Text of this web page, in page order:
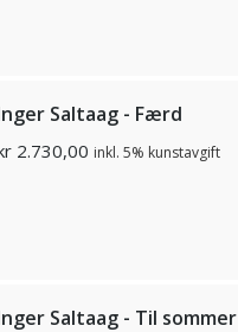
Saltaag - Færd
2.730,00 inkl. 5% kunstavgift
Saltaag - Til sommer